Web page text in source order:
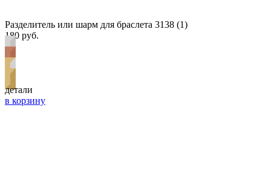
Разделитель или шарм для браслета 3138 (1)
180 руб.
детали
в корзину